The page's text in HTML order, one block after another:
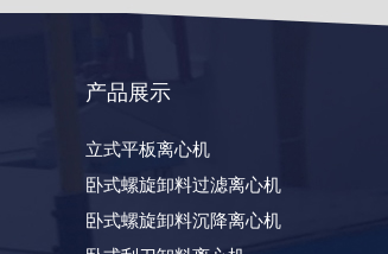
产品展示
立式平板离心机
卧式螺旋卸料过滤离心机
卧式螺旋卸料沉降离心机